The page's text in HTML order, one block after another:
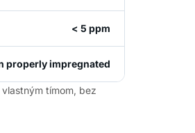
< 5 ppm
properly impregnated
tímom, bez